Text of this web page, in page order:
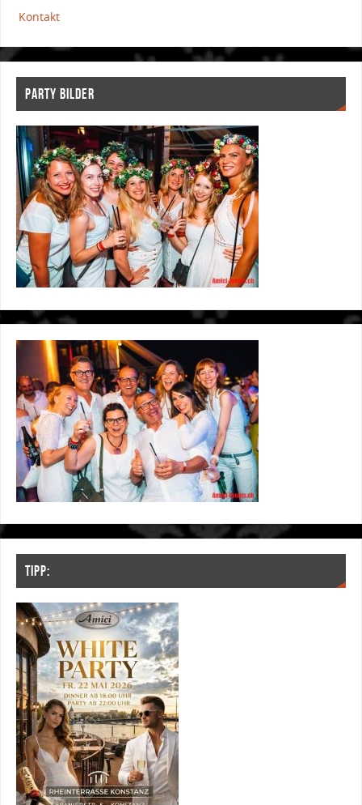
Kontakt
PARTY BILDER
TIPP: